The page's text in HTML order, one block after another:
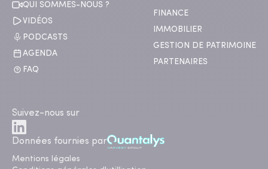
QUI SOMMES-NOUS ?
VIDÉOS
PODCASTS
AGENDA
FAQ
FINANCE
IMMOBILIER
GESTION DE PATRIMOINE
PARTENAIRES
Suivez-nous sur
Données fournies par
Mentions légales